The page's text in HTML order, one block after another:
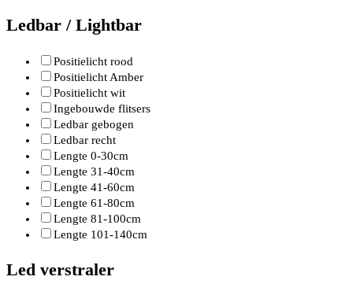
Ledbar / Lightbar
Positielicht rood
Positielicht Amber
Positielicht wit
Ingebouwde flitsers
Ledbar gebogen
Ledbar recht
Lengte 0-30cm
Lengte 31-40cm
Lengte 41-60cm
Lengte 61-80cm
Lengte 81-100cm
Lengte 101-140cm
Led verstraler